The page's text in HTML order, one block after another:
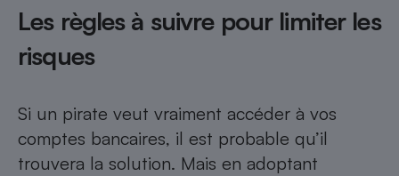
Les règles à suivre pour limiter les
risques
Si un pirate veut vraiment accéder à vos
comptes bancaires, il est probable qu’il
trouvera la solution. Mais en adoptant